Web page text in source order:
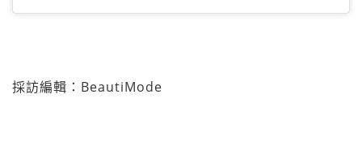
採訪編輯：BeautiMode